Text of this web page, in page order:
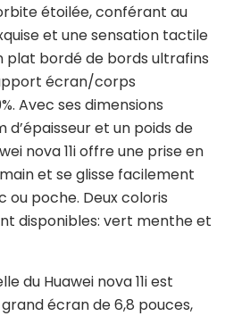
étoilée, conférant au
et une sensation tactile
plat bordé de bords ultrafins
écran/corps
Avec ses dimensions
et un poids de
nova 11i offre une prise en
et se glisse facilement
ou poche. Deux coloris
disponibles: vert menthe et
du Huawei nova 11i est
écran de 6,8 pouces,